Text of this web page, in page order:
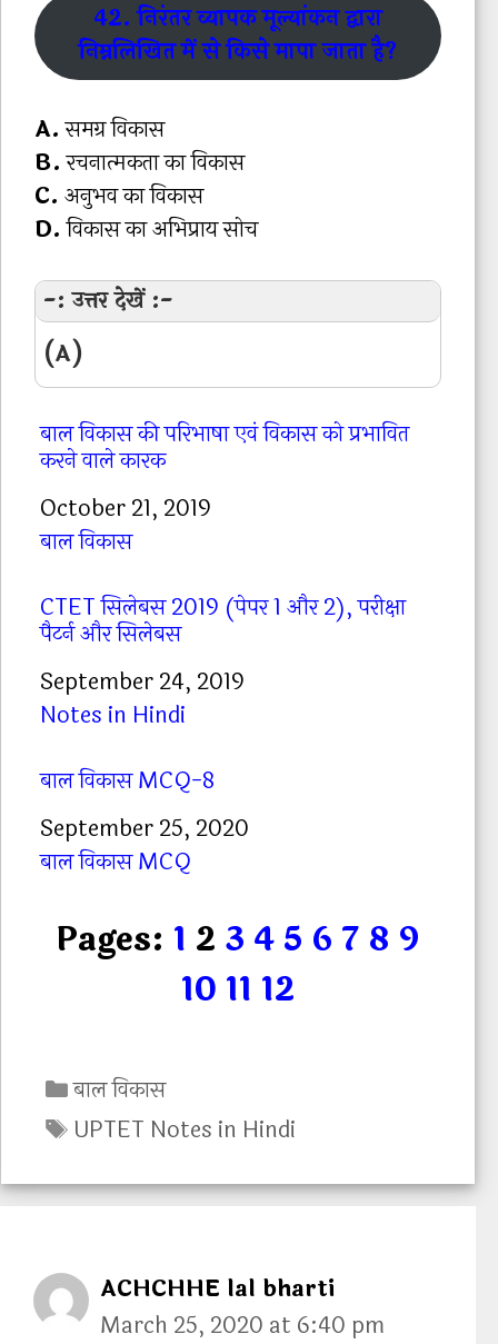
42. निरंतर व्यापक मूल्यांकन द्वारा
निम्नलिखित में से किसे मापा जाता है?
A.समग्र विकास
B.रचनात्मकता का विकास
C. अनुभव का विकास
D.विकास का अभिप्राय सोच
-: उत्तर देखें :-
(A)
बाल विकास की परिभाषा एवं विकास को प्रभावित
करने वाले कारक
Date
October 21, 2019
In relation to
बाल विकास
CTET सिलेबस 2019 (पेपर 1 और 2), परीक्षा
पैटर्न और सिलेबस
Date
September 24, 2019
In relation to
Notes in Hindi
बाल विकास MCQ-8
Date
September 25, 2020
In relation to
बाल विकास MCQ
Pages: 1 2 3 4 5 6 7 8 9
10 11 12
C
a
e
r
i
बाल विकास
T
g
UPTET Notes in Hindi
ACHCHHE lal bharti
March 25, 2020 at 6:40 pm